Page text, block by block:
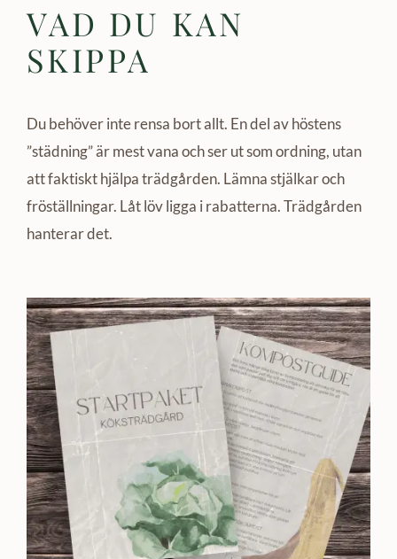
VAD DU KAN
SKIPPA
Du behöver inte rensa bort allt. En del av höstens
”städning” är mest vana och ser ut som ordning, utan
att faktiskt hjälpa trädgården. Lämna stjälkar och
fröställningar. Låt löv ligga i rabatterna. Trädgården
hanterar det.